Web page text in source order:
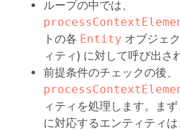
ループの中では、
トの各 Entity オブジェ
ィティ) に対して呼び出さ
前提条件のチェックの後、
ィティを処理します。ま
に対応するエンティティは